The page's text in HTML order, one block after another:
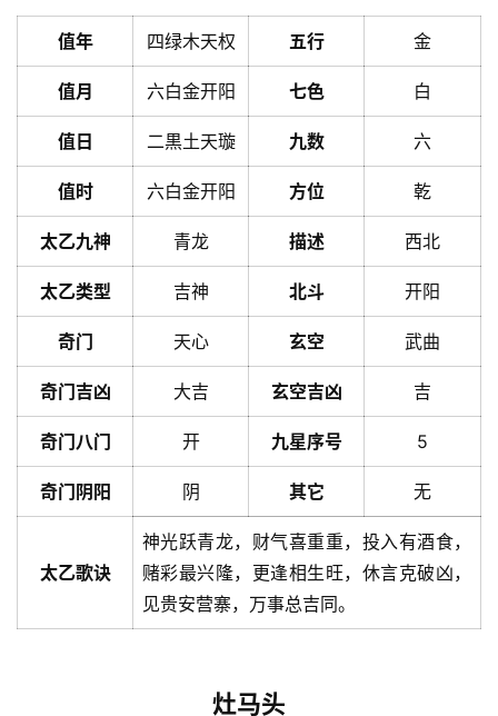
值年 四绿木天权 五行 金
值月 六白金开阳 七色 白
值日 二黒土天璇 九数 六
值时 六白金开阳 方位 乾
太乙九神 青龙 描述 西北
太乙类型 吉神 北斗 开阳
奇门 天心 玄空 武曲
奇门吉凶 大吉 玄空吉凶 吉
奇门八门 开 九星序号 5
奇门阴阳 阴 其它 无
太乙歌诀
神光跃青龙，财气喜重重，投入有酒食，
赌彩最兴隆，更逢相生旺，休言克破凶，
见贵安营寨，万事总吉同。
灶马头